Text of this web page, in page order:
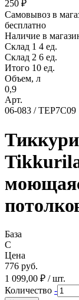
250 ₽
Самовывоз в
бесплатно
Наличие в
Склад 1 4 ед.
Склад 2 6 ед.
Итого 10 ед.
Объем, л
0,9
Арт.
06-083 / TEP7C09
База
C
Цена
776 руб.
1 099,00 ₽ / шт.
Количество -